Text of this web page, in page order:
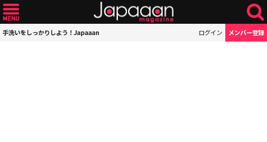
手洗いをしっかりしよう！Japaaan ログイン メンバー登録